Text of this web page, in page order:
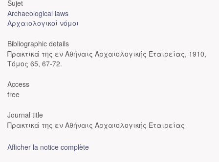
Sujet
Archaeological laws
Αρχαιολογικοί νόμοι
Bibliographic details
Πρακτικά της εν Αθήναις Αρχαιολογικής Εταιρείας, 1910,
Τόμος 65, 67-72.
Access
free
Journal title
Πρακτικά της εν Αθήναις Αρχαιολογικής Εταιρείας
Afficher la notice complète